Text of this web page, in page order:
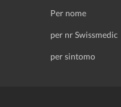
Per nome
per nr Swissmedic
per sintomo